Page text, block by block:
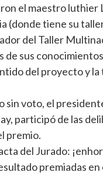
el maestro luthier
(donde tiene su
del Taller
de sus
del proyecto y
sin voto, el
participó de las
premio.
del Jurado:
premiadas